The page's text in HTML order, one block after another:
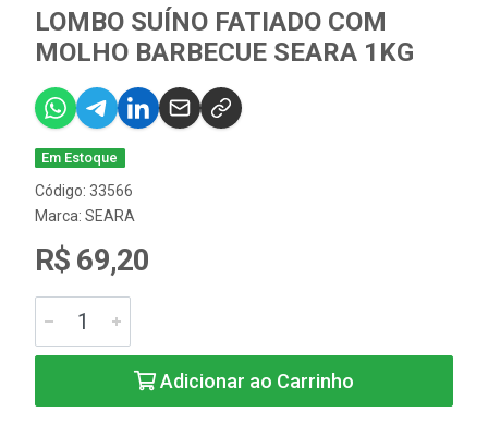
LOMBO SUÍNO FATIADO COM
MOLHO BARBECUE SEARA 1KG
Em Estoque
Código: 33566
Marca: SEARA
R$ 69,20
Adicionar ao Carrinho